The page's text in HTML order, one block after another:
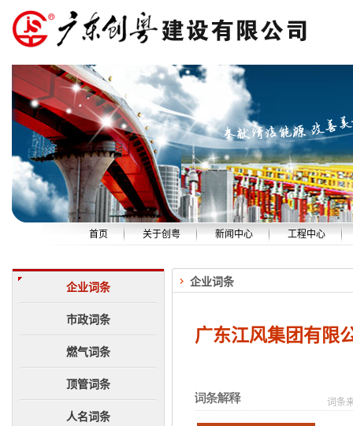
首页 关于创粤 新闻中心
安全生产
社会责任
法务规范
工程中心
企业词条
市政词条
燃气词条
顶管词条
人名词条
企业词条
广东江风集团有限
词条